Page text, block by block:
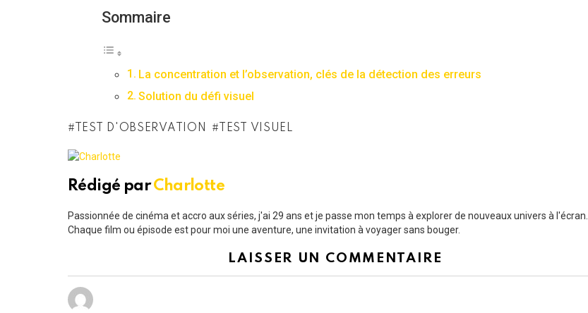
Sommaire
La concentration et l’observation, clés de la détection des erreurs
Solution du défi visuel
TEST D'OBSERVATION TEST VISUEL
Rédigé parCharlotte
Passionnée de cinéma et accro aux séries, j'ai 29 ans et je passe mon temps à explorer de nouveaux univers à l'écran.
Chaque film ou épisode est pour moi une aventure, une invitation à voyager sans bouger.
LAISSER UN COMMENTAIRE